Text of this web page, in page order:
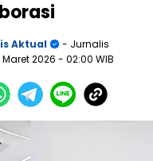
Aktual
- Jurnalis
2026 - 02:00 WIB